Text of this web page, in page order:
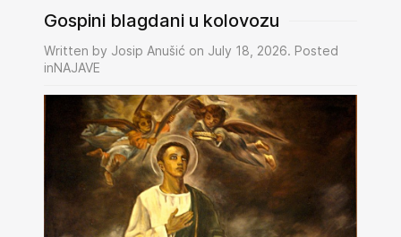
Gospini blagdani u kolovozu
Written by Josip Anušić on July 18, 2026. Posted
inNAJAVE